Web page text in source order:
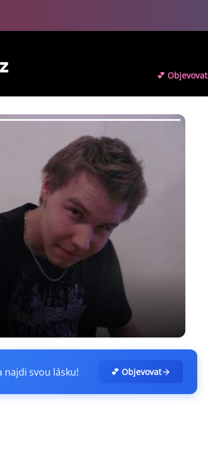
💕 Objevovat
najdi svou lásku! 💕 Objevovat